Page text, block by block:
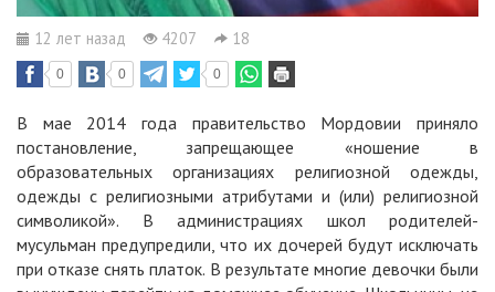
12 лет назад 4207 18
0 0 0
В мае 2014 года правительство Мордовии приняло
постановление, запрещающее «ношение в
образовательных организациях религиозной одежды,
одежды с религиозными атрибутами и (или) религиозной
символикой». В администрациях школ родителей-
мусульман предупредили, что их дочерей будут исключать
при отказе снять платок. В результате многие девочки были